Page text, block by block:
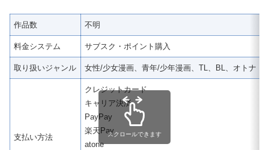
作品数 不明
料金システム サブスク・ポイント購入
取り扱いジャンル 女性/少女漫画、青年/少年漫画、TL、BL、オトナ
支払い方法
クレジットカード
キャリア決済
PayPay
楽天Pay
atone
スクロールできます